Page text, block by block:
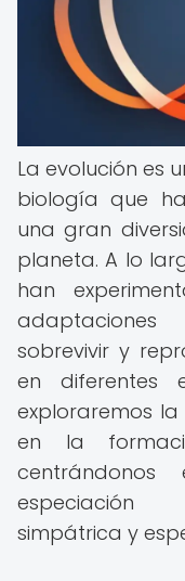
La evolución es
biología que
una gran
planeta. A lo
han
sobrevivir y
en diferentes
exploraremos
en la
especiación
simpátrica y